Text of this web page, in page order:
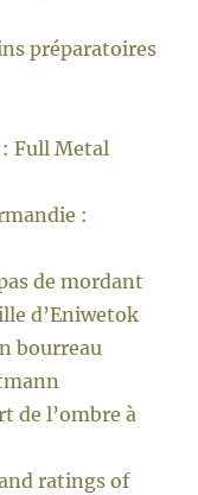
préparatoires
Full Metal
:
de mordant
d’Eniwetok
bourreau
de l’ombre à
ratings of